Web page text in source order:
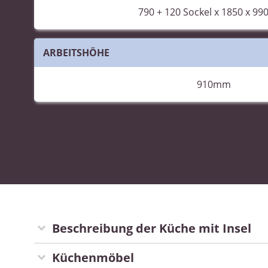
790 + 120Sockel x 1850 x
ARBEITSHÖHE
910mm
Beschreibung der Küche mit Insel
Küchenmöbel